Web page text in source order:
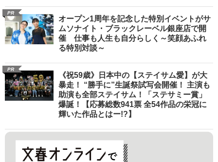
PR
オープン1周年を記念した特別イベントがサ
ムソナイト・ブラックレーベル銀座店で開
催 仕事も人生も自分らしく～笑顔あふれ
る特別対談～
PR
《祝59歳》日本中の【ステイサム愛】が大
暴走！ “勝手に”生誕祭試写会開催！ 主演も
助演も全部ステイサム！「ステサミー賞」
爆誕！【応募総数941票 全54作品の栄冠に
輝いた作品とはー!?】